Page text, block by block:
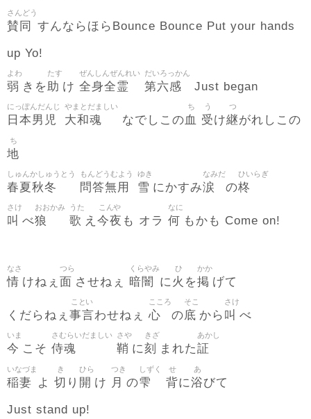
賛同
さんどう
すんならほらBounce Bounce Put your hands
up Yo!
弱
よわ
きを助
たす
け 全身全霊
ぜんしんぜんれい
第六感
だいろっかん
Just began
日本男児
にっぽんだんじ
大和魂
やまとだましい
なでしこの血
ち
受
う
け継
つ
がれしこの
地
ち
春夏秋冬
しゅんかしゅうとう
問答無用
もんどうむよう
雪
ゆき
にかすみ涙
なみだ
の柊
ひいらぎ
叫
さけ
べ狼
おおかみ
歌
うた
え 今夜
こんや
も オラ 何
なに
もかも Come on!
情
なさ
けねぇ 面
つら
させねぇ 暗闇
くらやみ
に火
ひ
を掲
かか
げて
くだらねぇ 事言
ことい
わせねぇ 心
こころ
の底
そこ
から 叫
さけ
べ
今
いま
こそ 侍魂
さむらいだましい
鞘
さや
に刻
きざ
まれた証
あかし
稲妻
いなづま
よ 切
き
り 開
ひら
け 月
つき
の雫
しずく
背
せ
に浴
あ
びて
Just stand up!